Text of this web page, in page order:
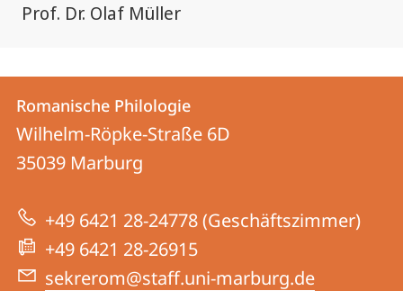
Prof. Dr. Olaf Müller
Kontakt
und
Informationen
zur
Website
Kontaktinformationen
Romanische
Philologie
Romanische Philologie
Wilhelm-Röpke-Straße 6D
35039 Marburg
+49 6421 28-24778 (Geschäftszimmer)
+49 6421 28-26915
sekrerom@staff.uni-marburg.de